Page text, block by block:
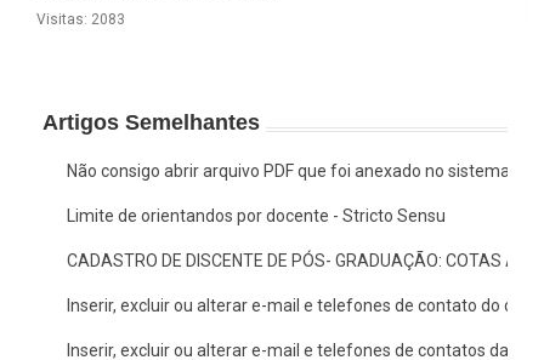
Visitas: 2083
Artigos Semelhantes
Não consigo abrir arquivo PDF que foi anexado no sistema, o
Limite de orientandos por docente - Stricto Sensu
CADASTRO DE DISCENTE DE PÓS- GRADUAÇÃO: COTAS AF E
Inserir, excluir ou alterar e-mail e telefones de contato do
Inserir, excluir ou alterar e-mail e telefones de contatos da